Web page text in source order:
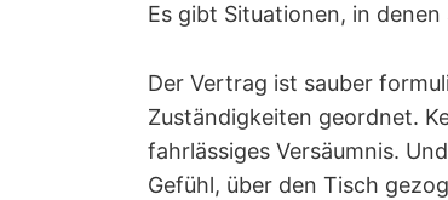
Es gibt Situationen, in
Der Vertrag ist sauber
Zuständigkeiten geordnet.
fahrlässiges Versäumnis.
Gefühl, über den Tisch